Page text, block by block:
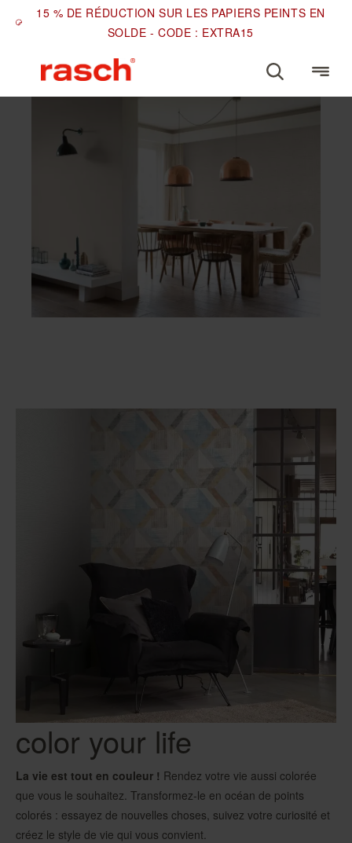
15 % DE RÉDUCTION SUR LES PAPIERS PEINTS EN
SOLDE - CODE : EXTRA15
color your life
La vie est tout en couleur ! Rendez votre vie aussi colorée
que vous le souhaitez. Transformez-le en océan de points
colorés : essayez de nouvelles choses, suivez votre curiosité et
créez le style de vie qui vous convient.